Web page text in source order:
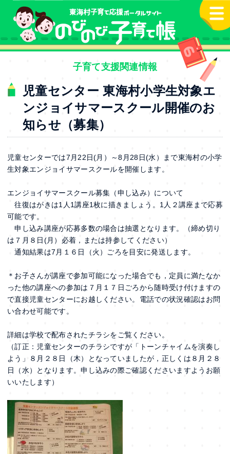
本文へ
子育て支援関連情報
児童センター 東海村小学生対象エ
ンジョイサマースクール開催のお
知らせ（募集）
児童センターでは7月22日(月）～8月28日(水）まで東海村の小学
生対象エンジョイサマースクールを開催します。
エンジョイサマースクール募集（申し込み）について
往復はがきは1人1講座1枚に描きましょう。1人２講座まで応募
可能です。
申し込み講座が応募多数の場合は抽選となります。（締め切り
は７月８日(月）必着，または持参してください）
通知結果は7月１６日（火）ごろを目安に発送します。
＊お子さんが講座で参加可能になった場合でも，定員に満たなか
った他の講座への参加は７月１７日ごろから随時受け付けますの
で直接児童センターにお越しください。電話での状況確認はお問
い合わせ可能です。
詳細は学校で配布されたチラシをご覧ください。
（訂正：児童センターのチラシですが「トーンチャイムを演奏し
よう」８月２８日（木）となっていましたが，正しくは８月２８
日（水）となります。申し込みの際ご確認くださいますようお願
いいたします）